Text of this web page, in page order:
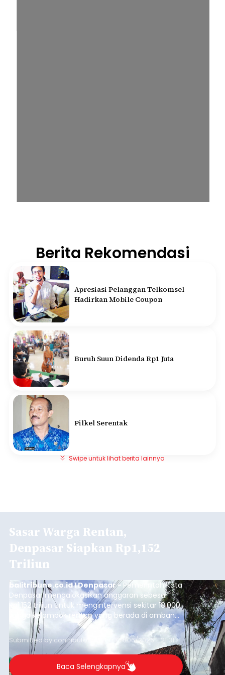
Berita Rekomendasi
Apresiasi Pelanggan Telkomsel
Hadirkan Mobile Coupon
Buruh Suun Didenda Rp1 Juta
Pilkel Serentak
Swipe untuk lihat berita lainnya
Sasar Warga Rentan,
Denpasar Siapkan Rp1,152
Triliun
balitribune.co.id I Denpasar - Pemerintah Kota
Denpasar mengalokasikan anggaran sebesar
Rp1,152 triliun untuk mengintervensi sekitar 18.000
warga kelompok rentan yang berada di ambang
garis kemiskinan. Langkah strategis ini diambil
guna menjaga masyarakat yang berada pada
kelompok desil 5 dan 6 tersebut agar tidak
merosot ke kategori miskin.
Submitted by contributor Thu, 08/06/2026 - 21:31
Baca Selengkapnya